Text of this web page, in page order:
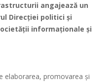
angajează un
Direcției politici și
informaționale și
elaborarea, promovarea și